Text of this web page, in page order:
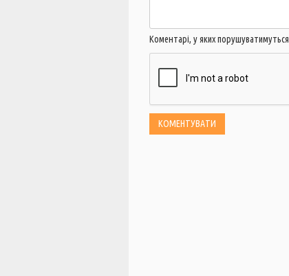
Коментарі, у яких порушуватимуться